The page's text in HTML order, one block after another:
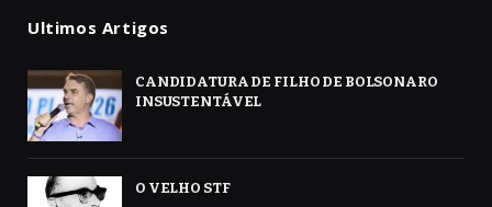
Ultimos Artigos
CANDIDATURA DE FILHO DE BOLSONARO
INSUSTENTÁVEL
O VELHO STF